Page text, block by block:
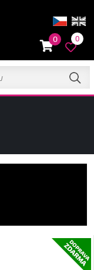
0 0